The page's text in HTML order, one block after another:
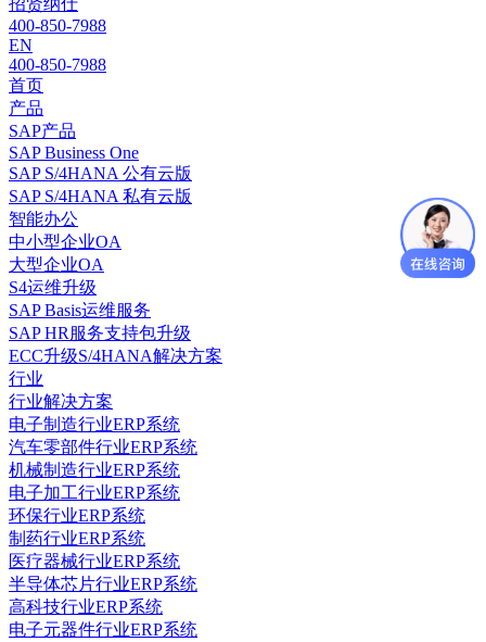
招贤纳仕
400-850-7988
EN
400-850-7988
首页
产品
SAP产品
SAP Business One
SAP S/4HANA 公有云版
SAP S/4HANA 私有云版
智能办公
中小型企业OA
大型企业OA
S4运维升级
SAP Basis运维服务
SAP HR服务支持包升级
ECC升级S/4HANA解决方案
行业
行业解决方案
电子制造行业ERP系统
汽车零部件行业ERP系统
机械制造行业ERP系统
电子加工行业ERP系统
环保行业ERP系统
制药行业ERP系统
医疗器械行业ERP系统
半导体芯片行业ERP系统
高科技行业ERP系统
电子元器件行业ERP系统